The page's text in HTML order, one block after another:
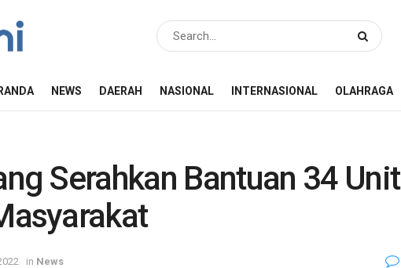
NEWS DAERAH NASIONAL INTERNASIONAL OLAHRAGA
Serahkan Bantuan 34 Unit
in News